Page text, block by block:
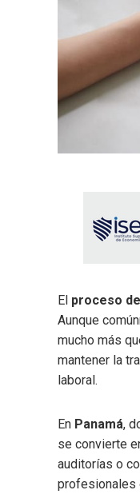
El proceso
Aunque
mucho más
mantener la
laboral.
En Panamá,
se convierte
auditorías o
profesionales